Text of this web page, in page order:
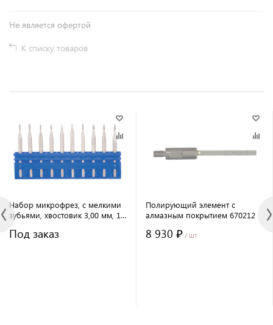
Не является офертой
К списку товаров
Набор микрофрез, с мелкими
зубьями, хвостовик 3,00 мм, 10
Под заказ
Полирующий элемент с
алмазным покрытием 670212
8 930 ₽ / шт